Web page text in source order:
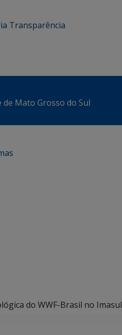
Transparência
Mato Grosso do Sul
do WWF-Brasil no Imasul